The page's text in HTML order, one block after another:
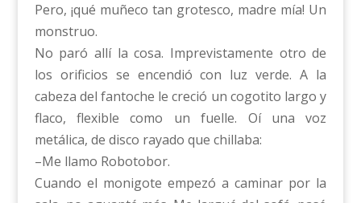
Pero, ¡qué muñeco tan grotesco, madre mía! Un
monstruo.
No paró allí la cosa. Imprevistamente otro de
los orificios se encendió con luz verde. A la
cabeza del fantoche le creció un cogotito largo y
flaco, flexible como un fuelle. Oí una voz
metálica, de disco rayado que chillaba:
–Me llamo Robotobor.
Cuando el monigote empezó a caminar por la